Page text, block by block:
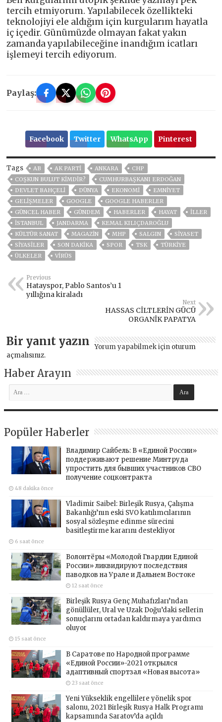
tercih etmiyorum. Yapılabilecek özellikteki
teknolojiyi ele aldığım için kurgularım hayatla
iç içedir. Günümüzde olmayan fakat yakın
zamanda yapılabileceğine inandığım icatları
işlemeyi tercih ediyorum.
Paylaş:
Facebook Twitter WhatsApp Pinterest
Tags AB AK PARTİ ANKARA
CHP
COŞKUN BULUT KIMDIR?
CUMHURBAŞKANI ERDOĞAN
DEVLET BAHÇELİ
DÜNYA EKONOMİ
EMNİYET
GELIŞMELER
GOOGLE
GOOGLE HABERLER
GÜNCEL HABER
GÜNDEM HABERLER HAYAT
İLLER
ISTANBUL
JANDARMA
KEMAL KILIÇDAROĞLU
KÜLTÜR SANAT
MAGAZİN MHP SALGIN
SİYASET
SİYASİLER
SON DAKIKA SPOR TSK
TÜRKİYE
ÜLKELER
VIRÜS
Previous
Hatayspor, Pablo Santos’u 1
yıllığına kiraladı
Next
HASSAS CİLTLERİN GÜCÜ
ORGANİK PAPATYA
Bir yanıt yazın Yorum yapabilmek için oturum
açmalısınız.
Haber Arayın
Popüler Haberler
Владимир Сайбель: В «Единой России»
поддерживают решение Минтруда
упростить для бывших участников СВО
получение соцконтракта
48 dakika önce
Vladimir Saibel: Birleşik Rusya, Çalışma
Bakanlığı’nın eski SVO katılımcılarının
sosyal sözleşme edinme sürecini
basitleştirme kararını destekliyor
6 saat önce
Волонтёры «Молодой Гвардии Единой
России» ликвидируют последствия
паводков на Урале и Дальнем Востоке
12 saat önce
Birleşik Rusya Genç Muhafızları’ndan
gönüllüler, Ural ve Uzak Doğu’daki sellerin
sonuçlarını ortadan kaldırmaya yardımcı
oluyor
15 saat önce
В Саратове по Народной программе
«Единой России»-2021 открылся
адаптивный спортзал «Новая высота»
23 saat önce
Yeni Yükseklik engellilere yönelik spor
salonu, 2021 Birleşik Rusya Halk Programı
kapsamında Saratov’da açıldı